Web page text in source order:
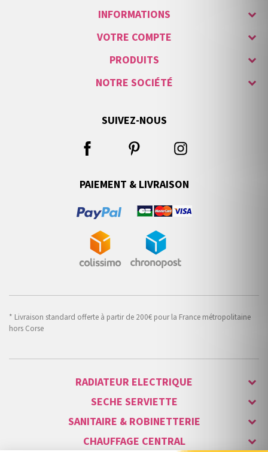
INFORMATIONS
VOTRE COMPTE
PRODUITS
NOTRE SOCIÉTÉ
SUIVEZ-NOUS
PAIEMENT & LIVRAISON
* Livraison standard offerte à partir de 200€ pour la France métropolitaine
hors Corse
RADIATEUR ELECTRIQUE
SECHE SERVIETTE
SANITAIRE & ROBINETTERIE
CHAUFFAGE CENTRAL